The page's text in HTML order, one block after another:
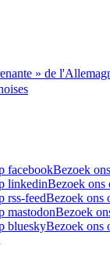
» de
facebookBezoek
linkedinBezoek ons
rss-feedBezoek ons
mastodonBezoek
blueskyBezoek ons